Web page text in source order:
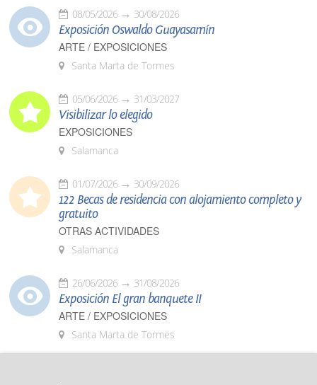
08/05/2026 30/08/2026
Exposición Oswaldo Guayasamín
ARTE / EXPOSICIONES
Santa Marta de Tormes
05/06/2026 31/03/2027
Visibilizar lo elegido
EXPOSICIONES
Salamanca
01/07/2026 30/09/2026
122 Becas de residencia con alojamiento completo y
gratuito
OTRAS ACTIVIDADES
Salamanca
26/06/2026 31/08/2026
Exposición El gran banquete II
ARTE / EXPOSICIONES
Santa Marta de Tormes